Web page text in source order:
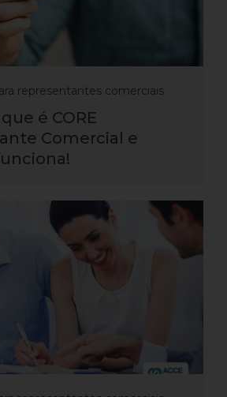
representantes comerciais
é CORE
Comercial e